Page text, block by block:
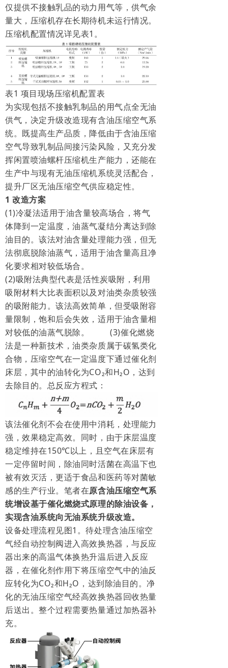
仅提供不接触乳品的动力用气等，供气余
量大，压缩机存在长期待机未运行情况。
压缩机配置情况详见表1。
表1 项目现场压缩机配置表
为实现包括不接触乳制品的用气点全无油
供气，决定升级改造现有含油压缩空气系
统。既提高生产品质，降低由于含油压缩
空气导致乳制品间接污染风险，又充分发
挥闲置喷油螺杆压缩机生产能力，还能在
生产中与现有无油压缩机系统灵活配合，
提升厂区无油压缩空气供应稳定性。
1 改造方案
(1)冷凝法适用于油含量较高场合，将气
体降到一定温度，油蒸气凝结分离达到除
油目的。该法对油含量处理能力强，但无
法彻底脱除油蒸气，适用于油含量高且净
化要求相对较低场合。
(2)吸附法典型代表是活性炭吸附，利用
吸附材料大比表面积以及对油类杂质较强
的吸附能力。该法高效简单，但受吸附容
量限制，饱和后会失效，适用于油含量相
对较低的油蒸气脱除。(3)催化燃烧
法是一种新技术，油类杂质属于碳氢类化
合物，压缩空气在一定温度下通过催化剂
床层，其中的油转化为CO₂和H₂O，达到
去除目的。总反应方程式：
该法催化剂不会在使用中消耗，处理能力
强，效果稳定高效。同时，由于床层温度
稳定维持在150℃以上，且空气在床层有
一定停留时间，除油同时活菌在高温下也
被有效灭活，更适于食品和医药等对菌敏
感的生产行业。笔者在原含油压缩空气系
统增设基于催化燃烧式原理的除油设备，
实现含油系统向无油系统升级改造。
设备处理流程见图1。待处理含油压缩空
气经自动控制阀进入高效换热器，与反应
器出来的高温气体换热升温后进入反应
器，在催化剂作用下将压缩空气中的油反
应转化为CO₂和H₂O ，达到除油目的。净
化的无油压缩空气经高效换热器回收热量
后送出。整个过程需要热量通过加热器补
充。